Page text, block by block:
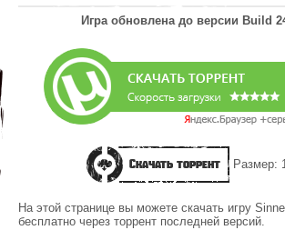
Игра обновлена до версии Build
Скачать торрент Размер:
На этой странице вы можете скачать игру
бесплатно через торрент последней версий.